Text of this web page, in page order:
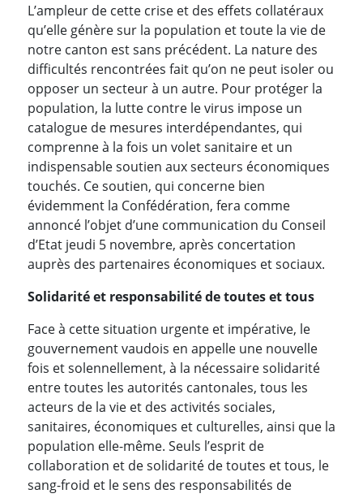
L’ampleur de cette crise et des effets collatéraux
qu’elle génère sur la population et toute la vie de
notre canton est sans précédent. La nature des
difficultés rencontrées fait qu’on ne peut isoler ou
opposer un secteur à un autre. Pour protéger la
population, la lutte contre le virus impose un
catalogue de mesures interdépendantes, qui
comprenne à la fois un volet sanitaire et un
indispensable soutien aux secteurs économiques
touchés. Ce soutien, qui concerne bien
évidemment la Confédération, fera comme
annoncé l’objet d’une communication du Conseil
d’Etat jeudi 5 novembre, après concertation
auprès des partenaires économiques et sociaux.
Solidarité et responsabilité de toutes et tous
Face à cette situation urgente et impérative, le
gouvernement vaudois en appelle une nouvelle
fois et solennellement, à la nécessaire solidarité
entre toutes les autorités cantonales, tous les
acteurs de la vie et des activités sociales,
sanitaires, économiques et culturelles, ainsi que la
population elle-même. Seuls l’esprit de
collaboration et de solidarité de toutes et tous, le
sang-froid et le sens des responsabilités de